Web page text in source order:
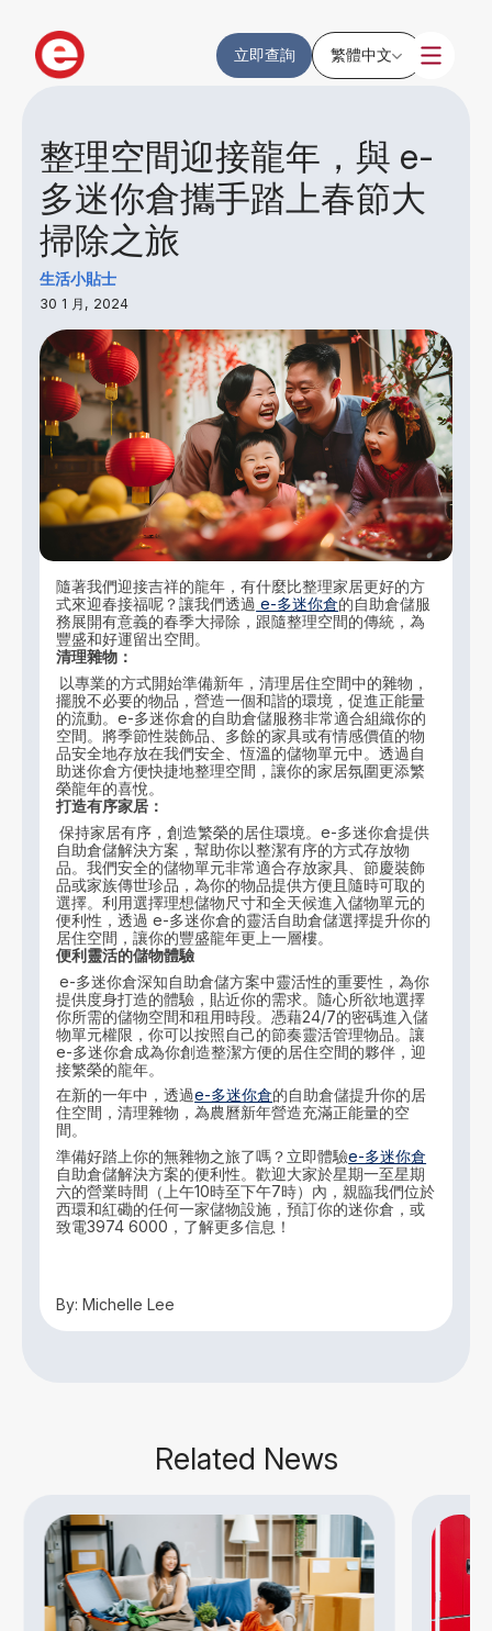
立即查詢 繁體中文
整理空間迎接龍年，與 e-
多迷你倉攜手踏上春節大
掃除之旅
生活小貼士
30 1 月, 2024
隨著我們迎接吉祥的龍年，有什麼比整理家居更好的方
式來迎春接福呢？讓我們透過 e-多迷你倉的自助倉儲服
務展開有意義的春季大掃除，跟隨整理空間的傳統，為
豐盛和好運留出空間。
清理雜物：
以專業的方式開始準備新年，清理居住空間中的雜物，
擺脫不必要的物品，營造一個和諧的環境，促進正能量
的流動。e-多迷你倉的自助倉儲服務非常適合組織你的
空間。將季節性裝飾品、多餘的家具或有情感價值的物
品安全地存放在我們安全、恆溫的儲物單元中。透過自
助迷你倉方便快捷地整理空間，讓你的家居氛圍更添繁
榮龍年的喜悅。
打造有序家居：
保持家居有序，創造繁榮的居住環境。e-多迷你倉提供
自助倉儲解決方案，幫助你以整潔有序的方式存放物
品。我們安全的儲物單元非常適合存放家具、節慶裝飾
品或家族傳世珍品，為你的物品提供方便且隨時可取的
選擇。利用選擇理想儲物尺寸和全天候進入儲物單元的
便利性，透過 e-多迷你倉的靈活自助倉儲選擇提升你的
居住空間，讓你的豐盛龍年更上一層樓。
便利靈活的儲物體驗
e-多迷你倉深知自助倉儲方案中靈活性的重要性，為你
提供度身打造的體驗，貼近你的需求。隨心所欲地選擇
你所需的儲物空間和租用時段。憑藉24/7的密碼進入儲
物單元權限，你可以按照自己的節奏靈活管理物品。讓
e-多迷你倉成為你創造整潔方便的居住空間的夥伴，迎
接繁榮的龍年。
在新的一年中，透過e-多迷你倉的自助倉儲提升你的居
住空間，清理雜物，為農曆新年營造充滿正能量的空
間。
準備好踏上你的無雜物之旅了嗎？立即體驗e-多迷你倉
自助倉儲解決方案的便利性。歡迎大家於星期一至星期
六的營業時間（上午10時至下午7時）內，親臨我們位於
西環和紅磡的任何一家儲物設施，預訂你的迷你倉，或
致電3974 6000，了解更多信息！
By: Michelle Lee
Related News